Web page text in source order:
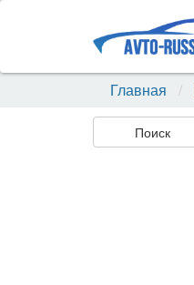
Главная
Поиск